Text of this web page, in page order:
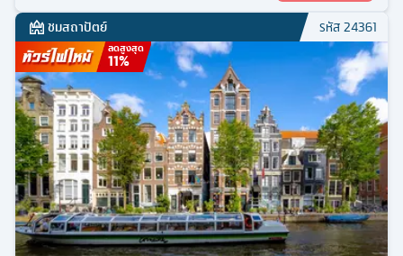
ชมสถาปัตย์ รหัส24361
ลดสูงสุด
11%